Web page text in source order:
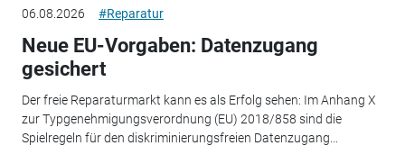
06.08.2026 #Reparatur
Neue EU-Vorgaben: Datenzugang
gesichert
Der freie Reparaturmarkt kann es als Erfolg sehen: Im Anhang X
zur Typgenehmigungsverordnung (EU) 2018/858 sind die
Spielregeln für den diskriminierungsfreien Datenzugang...